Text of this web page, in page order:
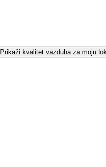
Prikaži kvalitet vazduha za moju